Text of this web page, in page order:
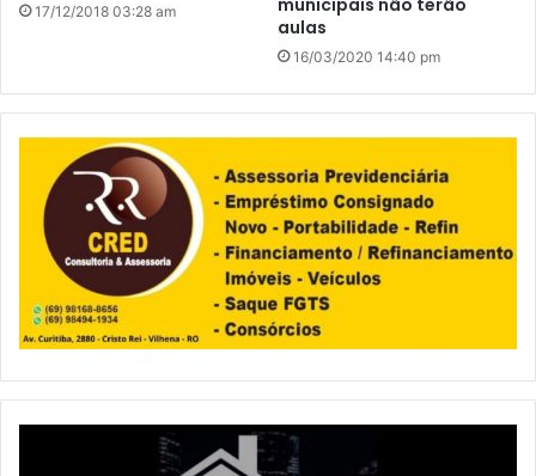
17/12/2018 03:28 am
aulas
16/03/2020 14:40 pm